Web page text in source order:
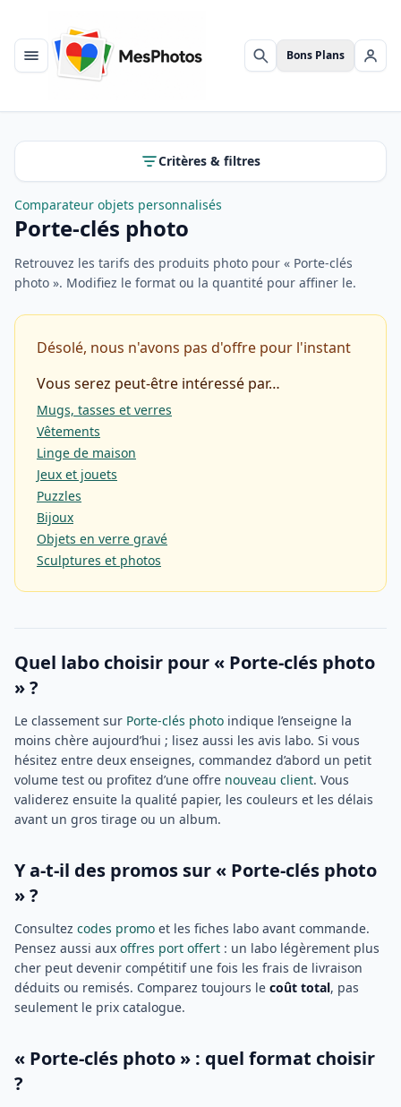
Menu Rechercher
Bons Plans Se
Critères & filtres
Comparateur objets personnalisés
Porte-clés photo
Retrouvez les tarifs des produits photo pour « Porte-clés
photo ». Modifiez le format ou la quantité pour affiner le.
Désolé, nous n'avons pas d'offre pour l'instant
Vous serez peut-être intéressé par…
Mugs, tasses et verres
Vêtements
Linge de maison
Jeux et jouets
Puzzles
Bijoux
Objets en verre gravé
Sculptures et photos
Quel labo choisir pour « Porte-clés photo
» ?
Le classement sur Porte-clés photo indique l’enseigne la
moins chère aujourd’hui ; lisez aussi les avis labo. Si vous
hésitez entre deux enseignes, commandez d’abord un petit
volume test ou profitez d’une offre nouveau client. Vous
validerez ensuite la qualité papier, les couleurs et les délais
avant un gros tirage ou un album.
Y a-t-il des promos sur « Porte-clés photo
» ?
Consultez codes promo et les fiches labo avant commande.
Pensez aussi aux offres port offert : un labo légèrement plus
cher peut devenir compétitif une fois les frais de livraison
déduits ou remisés. Comparez toujours le coût total, pas
seulement le prix catalogue.
« Porte-clés photo » : quel format choisir
?